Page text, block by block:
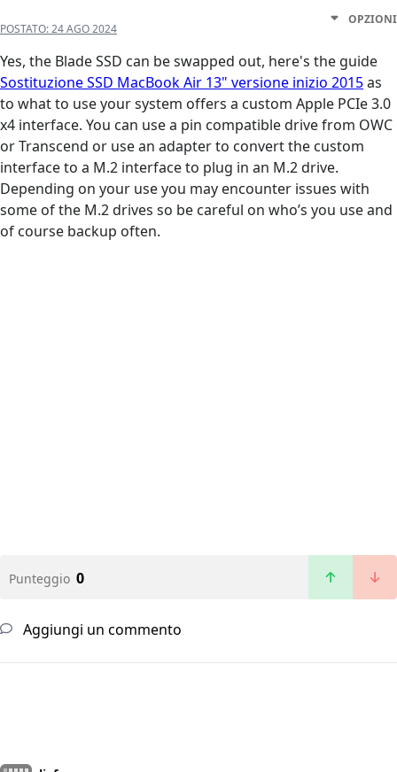
POSTATO:24 AGO 2024
OPZIONI
Yes, the Blade SSD can be swapped out, here's the guide
Sostituzione SSD MacBook Air 13" versione inizio 2015as
to what to use your system offers a custom Apple PCIe 3.0
x4 interface. You can use a pin compatible drive from OWC
or Transcend or use an adapter to convert the custom
interface to a M.2 interface to plug in an M.2 drive.
Depending on your use you may encounter issues with
some of the M.2 drives so be careful on who’s you use and
of course backup often.
Punteggio 0
Aggiungi un commento